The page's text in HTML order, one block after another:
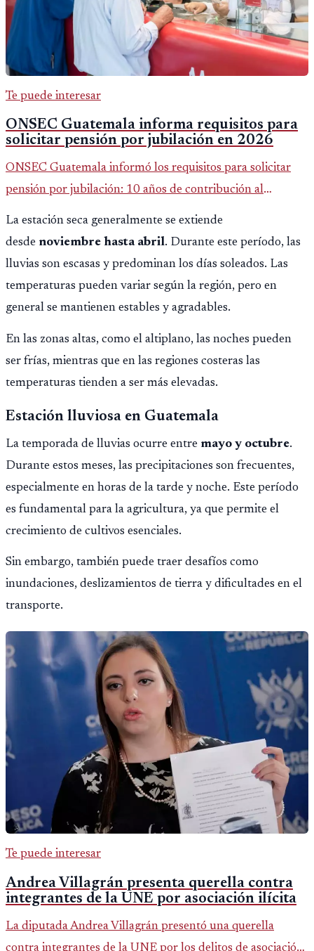
Te puede interesar
ONSEC Guatemala informa requisitos para
solicitar pensión por jubilación en 2026
ONSEC Guatemala informó los requisitos para solicitar
pensión por jubilación: 10 años de contribución al
Montepío y 50 años de edad, o 20 años de servicio sin
importar edad.
La estación seca generalmente se extiende
desde noviembre hasta abril. Durante este período, las
lluvias son escasas y predominan los días soleados. Las
temperaturas pueden variar según la región, pero en
general se mantienen estables y agradables.
En las zonas altas, como el altiplano, las noches pueden
ser frías, mientras que en las regiones costeras las
temperaturas tienden a ser más elevadas.
Estación lluviosa en Guatemala
La temporada de lluvias ocurre entre mayo y octubre.
Durante estos meses, las precipitaciones son frecuentes,
especialmente en horas de la tarde y noche. Este período
es fundamental para la agricultura, ya que permite el
crecimiento de cultivos esenciales.
Sin embargo, también puede traer desafíos como
inundaciones, deslizamientos de tierra y dificultades en el
transporte.
Te puede interesar
Andrea Villagrán presenta querella contra
integrantes de la UNE por asociación ilícita
La diputada Andrea Villagrán presentó una querella
contra integrantes de la UNE por los delitos de asociación